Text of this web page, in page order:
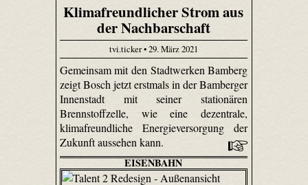
Klimafreundlicher Strom aus
der Nachbarschaft
tvi.ticker • 29. März 2021
Gemeinsam mit den Stadtwerken Bamberg
zeigt Bosch jetzt erstmals in der Bamberger
Innenstadt mit seiner stationären
Brennstoffzelle, wie eine dezentrale,
klimafreundliche Energieversorgung der
Zukunft aussehen kann.
EISENBAHN